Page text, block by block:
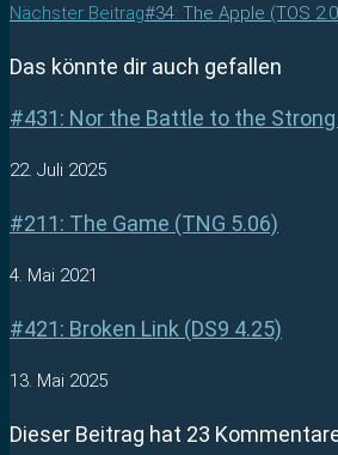
Nächster Beitrag#34: The Apple (TOS
Das könnte dir auch gefallen
#431: Nor the Battle to the Strong
22. Juli 2025
#211: The Game (TNG 5.06)
4. Mai 2021
#421: Broken Link (DS9 4.25)
13. Mai 2025
Dieser Beitrag hat 23